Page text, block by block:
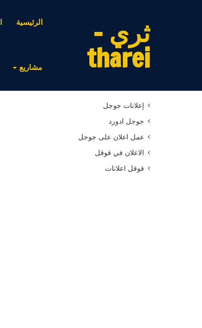
ثري -
tharei
الرئيسية
مشاريع
إعلانات جوجل
جوجل ادورد
عمل اعلان على جوجل
الاعلان في قوقل
قوقل اعلانات